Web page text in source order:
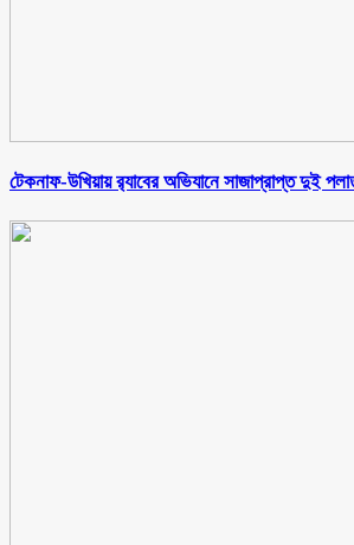
টেকনাফ-উখিয়ায় র‌্যাবের অভিযানে সাজাপ্রাপ্ত দুই